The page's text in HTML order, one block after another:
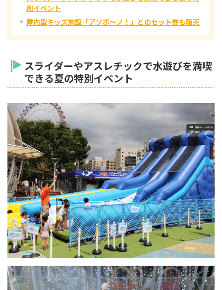
別イベント
屋内型キッズ施設「アソボ～ノ！」とのセット券も販売
スライダーやアスレチックで水遊びを満喫
できる夏の特別イベント